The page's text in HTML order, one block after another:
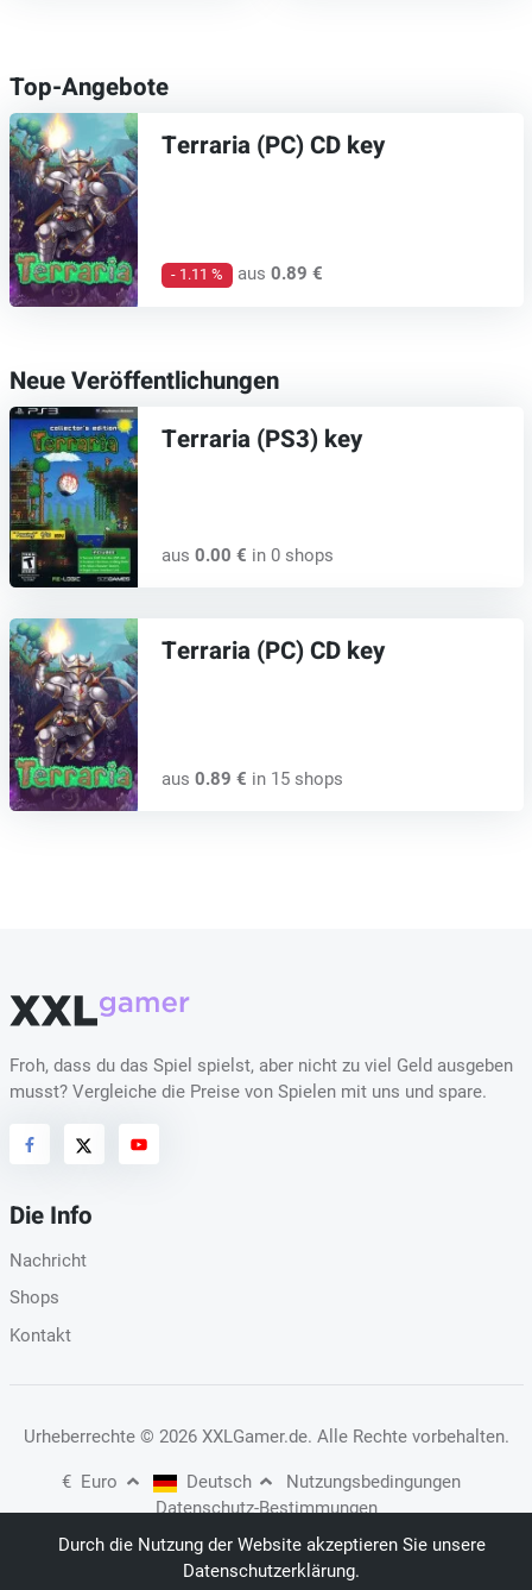
Top-Angebote
Terraria (PC) CD key
- 1.11 % aus0.89 €
Neue Veröffentlichungen
Terraria (PS3) key
aus 0.00 € in 0 shops
Terraria (PC) CD key
aus 0.89 € in 15 shops
Froh, dass du das Spiel spielst, aber nicht zu viel Geld ausgeben
musst? Vergleiche die Preise von Spielen mit uns und spare.
Die Info
Nachricht
Shops
Kontakt
Urheberrechte © 2026 XXLGamer.de. Alle Rechte vorbehalten.
€ Euro Deutsch
Nutzungsbedingungen
Datenschutz-Bestimmungen
Durch die Nutzung der Website akzeptieren Sie unsere
Datenschutzerklärung.